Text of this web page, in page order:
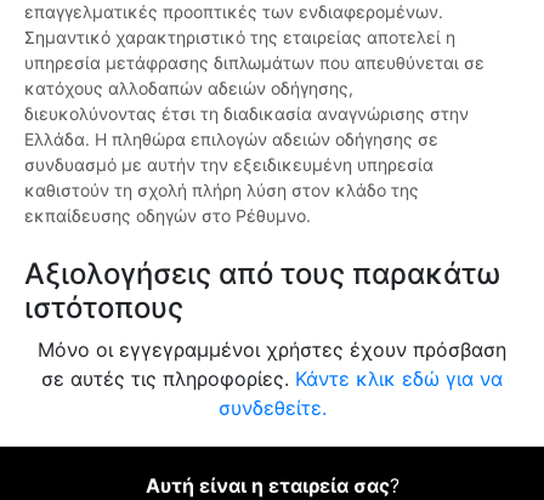
επαγγελματικές προοπτικές των ενδιαφερομένων.
Σημαντικό χαρακτηριστικό της εταιρείας αποτελεί η
υπηρεσία μετάφρασης διπλωμάτων που απευθύνεται σε
κατόχους αλλοδαπών αδειών οδήγησης,
διευκολύνοντας έτσι τη διαδικασία αναγνώρισης στην
Ελλάδα. Η πληθώρα επιλογών αδειών οδήγησης σε
συνδυασμό με αυτήν την εξειδικευμένη υπηρεσία
καθιστούν τη σχολή πλήρη λύση στον κλάδο της
εκπαίδευσης οδηγών στο Ρέθυμνο.
Αξιολογήσεις από τους παρακάτω
ιστότοπους
Μόνο οι εγγεγραμμένοι χρήστες έχουν πρόσβαση
σε αυτές τις πληροφορίες. Κάντε κλικ εδώ για να
συνδεθείτε.
Αυτή είναι η εταιρεία σας?